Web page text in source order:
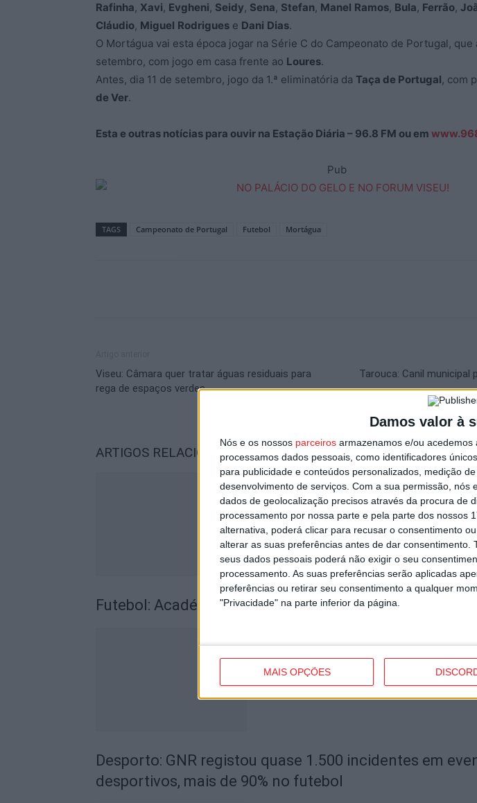
Damos valor à
Nós e os nossos parceiros armazenamos e/ou
processamos dados pessoais, como identificadores
para publicidade e conteúdos personalizados, medição
desenvolvimento de serviços. Com a sua permissão, nós
dados de geolocalização precisos através da procura de
processamento por nossa parte e pela parte dos nossos
alternativa, poderá clicar para recusar o consentimento
alterar as suas preferências antes de dar consentimento.
seus dados pessoais poderá não exigir o seu
processamento. As suas preferências serão aplicadas
preferências ou retirar seu consentimento a qualquer
"Privacidade" na parte inferior da página.
MAIS OPÇÕES
Rafinha, Xavi, Evgheni, Seidy, Sena, Stefan, Manel Ramos, Bula, Ferrão,
Cláudio, Miguel Rodrigues e Dani Dias.
O Mortágua vai esta época jogar na Série C do Campeonato de Portugal, que
setembro, com jogo em casa frente ao Loures.
Antes, dia 11 de setembro, jogo da 1.ª eliminatória da Taça de Portugal, com
de Ver.
Esta e outras notícias para ouvir na Estação Diária – 96.8 FM ou em
Pub
TAGS Campeonato de Portugal Futebol Mortágua
Viseu: Câmara quer tratar águas residuais para
rega de espaços verdes
Tarouca: Canil municipal
ARTIGOS RELACIONADOSMais do autor
Futebol: Académico de Viseu oficializou contratação de
Desporto: GNR registou quase 1.500 incidentes em
desportivos, mais de 90% no futebol